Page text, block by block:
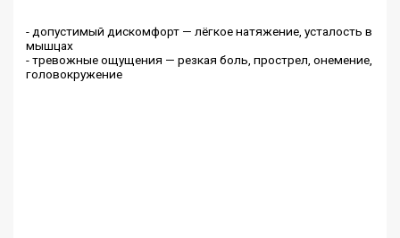
- допустимый дискомфорт — лёгкое натяжение, усталость в
мышцах
- тревожные ощущения — резкая боль, прострел, онемение,
головокружение